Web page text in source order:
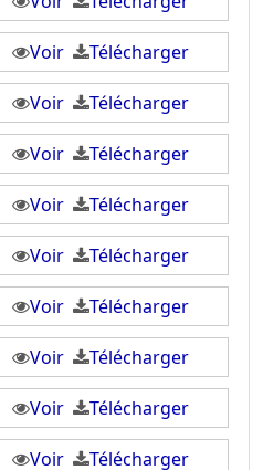
Voir Télécharger
Voir Télécharger
Voir Télécharger
Voir Télécharger
Voir Télécharger
Voir Télécharger
Voir Télécharger
Voir Télécharger
Voir Télécharger